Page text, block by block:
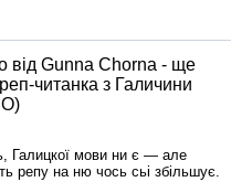
від Gunna Chorna ‑ ще
з Галичини
Галицкої мови ни є — але
репу на ню чось сьі збільшує.